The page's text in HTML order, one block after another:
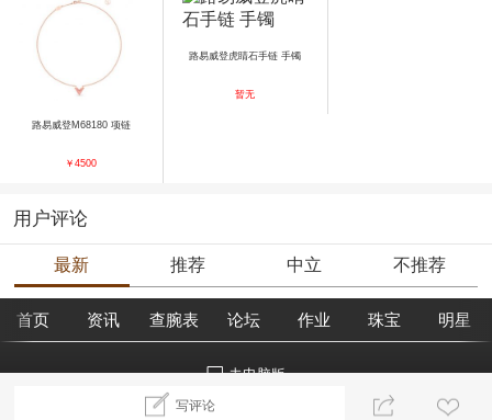
路易威登M68180 项链
￥4500
路易威登虎睛石手链 手镯
暂无
用户评论
最新 推荐 中立 不推荐
写评论
首页 资讯 查腕表 论坛 作业 珠宝 明星
去电脑版
©2018腕表之家 m.xbiao.com